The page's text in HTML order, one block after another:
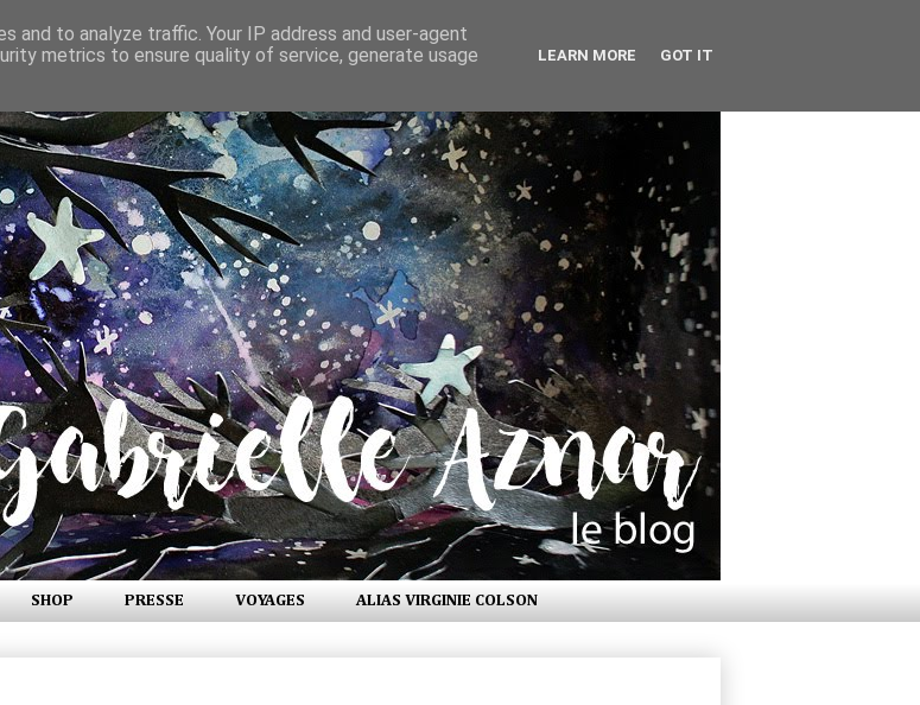
SHOP PRESSE VOYAGES ALIAS VIRGINIE COLSON
and to analyze traffic. Your IP address and user-agent
metrics to ensure quality of service, generate usage
LEARN MORE GOT IT